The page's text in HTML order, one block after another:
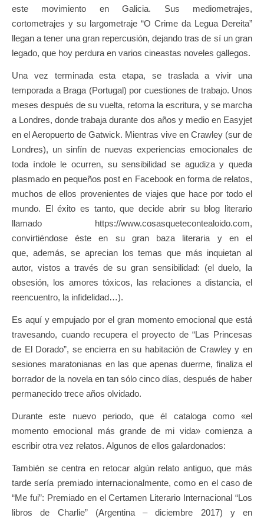
este movimiento en Galicia. Sus mediometrajes,
cortometrajes y su largometraje “O Crime da Legua Dereita”
llegan a tener una gran repercusión, dejando tras de sí un gran
legado, que hoy perdura en varios cineastas noveles gallegos.
Una vez terminada esta etapa, se traslada a vivir una
temporada a Braga (Portugal) por cuestiones de trabajo. Unos
meses después de su vuelta, retoma la escritura, y se marcha
a Londres, donde trabaja durante dos años y medio en Easyjet
en el Aeropuerto de Gatwick. Mientras vive en Crawley (sur de
Londres), un sinfín de nuevas experiencias emocionales de
toda índole le ocurren, su sensibilidad se agudiza y queda
plasmado en pequeños post en Facebook en forma de relatos,
muchos de ellos provenientes de viajes que hace por todo el
mundo. El éxito es tanto, que decide abrir su blog literario
llamado https://www.cosasquetecontealoido.com,
convirtiéndose éste en su gran baza literaria y en el
que, además, se aprecian los temas que más inquietan al
autor, vistos a través de su gran sensibilidad: (el duelo, la
obsesión, los amores tóxicos, las relaciones a distancia, el
reencuentro, la infidelidad…).
Es aquí y empujado por el gran momento emocional que está
travesando, cuando recupera el proyecto de “Las Princesas
de El Dorado”, se encierra en su habitación de Crawley y en
sesiones maratonianas en las que apenas duerme, finaliza el
borrador de la novela en tan sólo cinco días, después de haber
permanecido trece años olvidado.
Durante este nuevo periodo, que él cataloga como «el
momento emocional más grande de mi vida» comienza a
escribir otra vez relatos. Algunos de ellos galardonados:
También se centra en retocar algún relato antiguo, que más
tarde sería premiado internacionalmente, como en el caso de
“Me fui”: Premiado en el Certamen Literario Internacional “Los
libros de Charlie” (Argentina – diciembre 2017) y en